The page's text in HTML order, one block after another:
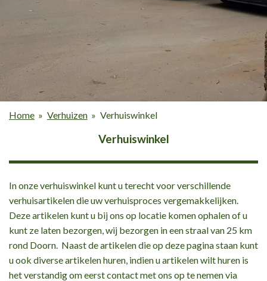
Home » Verhuizen » Verhuiswinkel
Verhuiswinkel
In onze verhuiswinkel kunt u terecht voor verschillende
verhuisartikelen die uw verhuisproces vergemakkelijken.
Deze artikelen kunt u bij ons op locatie komen ophalen of u
kunt ze laten bezorgen, wij bezorgen in een straal van 25 km
rond Doorn. Naast de artikelen die op deze pagina staan kunt
u ook diverse artikelen huren, indien u artikelen wilt huren is
het verstandig om eerst contact met ons op te nemen via